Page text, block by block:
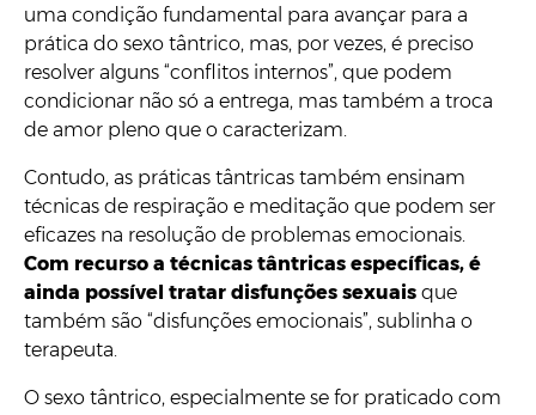
uma condição fundamental para avançar para a
prática do sexo tântrico, mas, por vezes, é preciso
resolver alguns “conflitos internos”, que podem
condicionar não só a entrega, mas também a troca
de amor pleno que o caracterizam.
Contudo, as práticas tântricas também ensinam
técnicas de respiração e meditação que podem ser
eficazes na resolução de problemas emocionais.
Com recurso a técnicas tântricas específicas, é
ainda possível tratar disfunções sexuais que
também são “disfunções emocionais”, sublinha o
terapeuta.
O sexo tântrico, especialmente se for praticado com